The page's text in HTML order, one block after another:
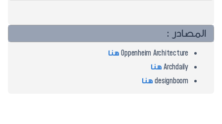
المصادر :
Oppenheim Architectureهنا
Archdailyهنا
designboomهنا